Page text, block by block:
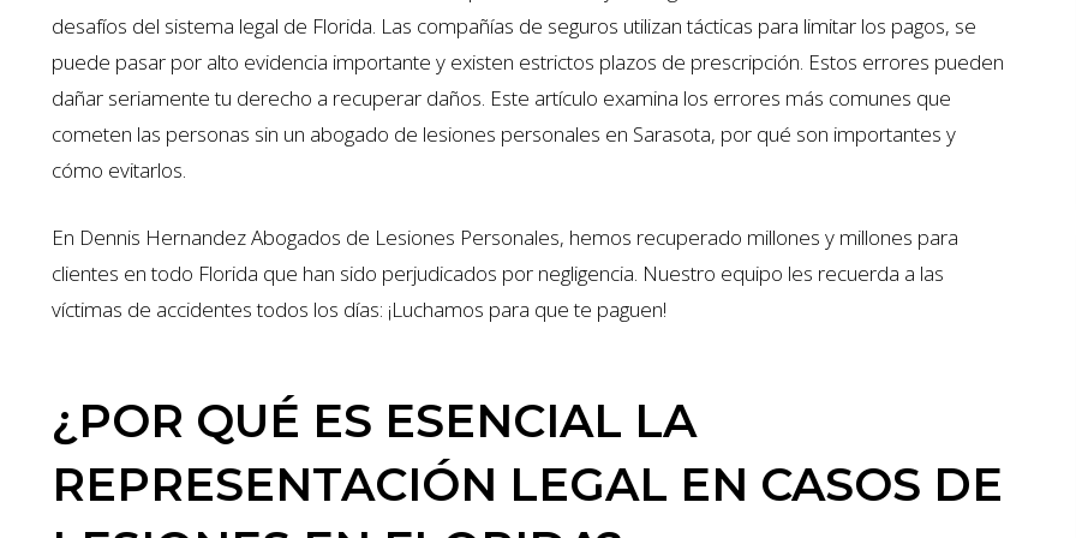
desafíos del sistema legal de Florida. Las compañías de seguros utilizan tácticas para limitar los pagos, se
puede pasar por alto evidencia importante y existen estrictos plazos de prescripción. Estos errores pueden
dañar seriamente tu derecho a recuperar daños. Este artículo examina los errores más comunes que
cometen las personas sin un abogado de lesiones personales en Sarasota, por qué son importantes y
cómo evitarlos.
En Dennis Hernandez Abogados de Lesiones Personales, hemos recuperado millones y millones para
clientes en todo Florida que han sido perjudicados por negligencia. Nuestro equipo les recuerda a las
víctimas de accidentes todos los días: ¡Luchamos para que te paguen!
¿POR QUÉ ES ESENCIAL LA
REPRESENTACIÓN LEGAL EN CASOS DE